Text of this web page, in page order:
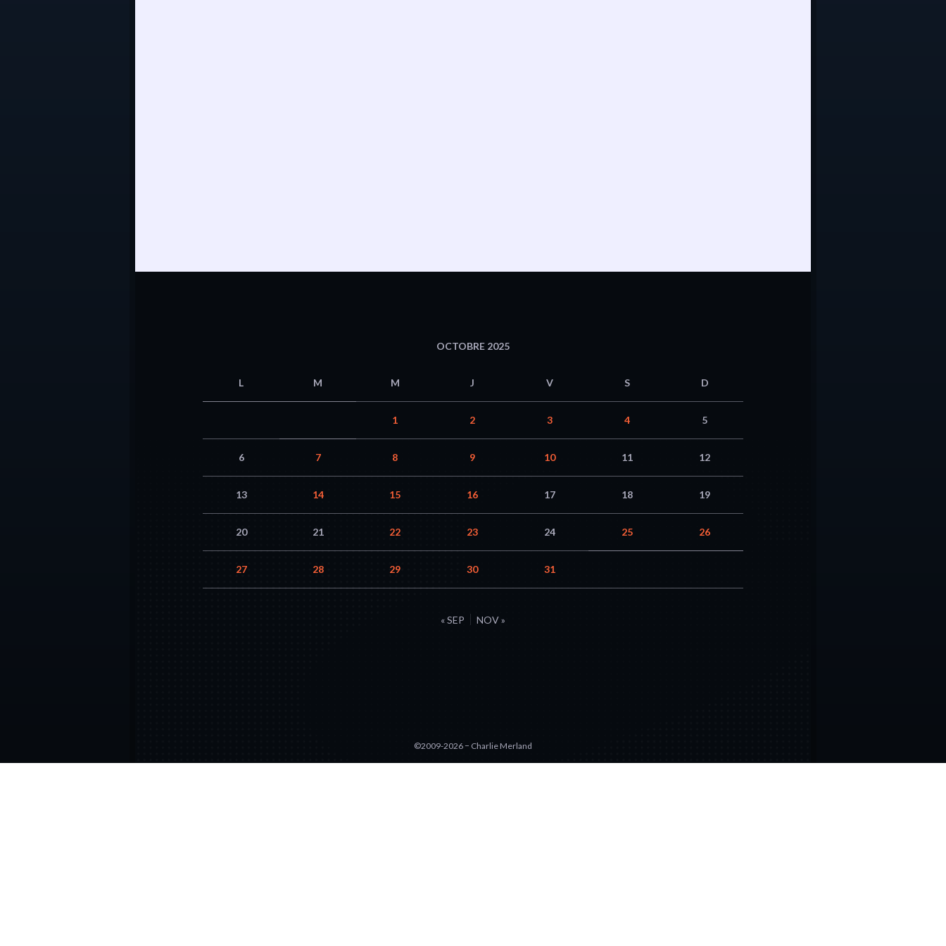
OCTOBRE 2025
L M M J V S D
1 2 3 4 5
6 7 8 9 10 11 12
13 14 15 16 17 18 19
20 21 22 23 24 25 26
27 28 29 30 31
« SEP NOV »
©2009-2026 − Charlie Merland